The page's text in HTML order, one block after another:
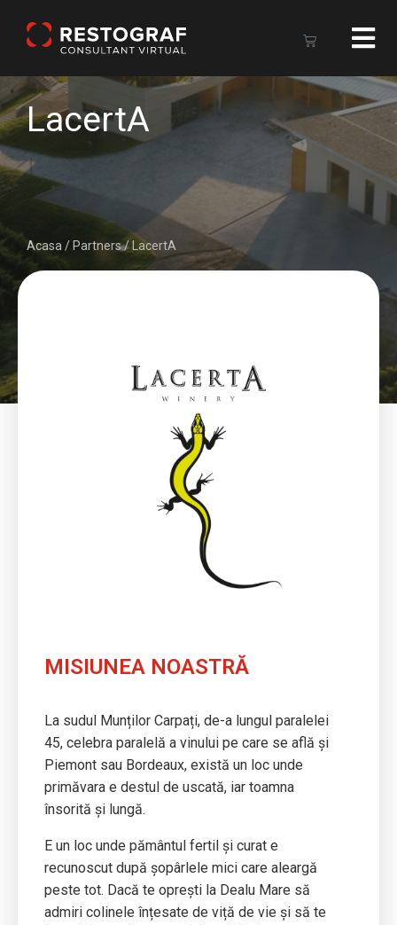
LacertA
Acasa/ Partners/ LacertA
MISIUNEA NOASTRĂ
La sudul Munților Carpați, de-a lungul paralelei
45, celebra paralelă a vinului pe care se află și
Piemont sau Bordeaux, există un loc unde
primăvara e destul de uscată, iar toamna
însorită și lungă.
E un loc unde pământul fertil și curat e
recunoscut după șopârlele mici care aleargă
peste tot. Dacă te oprești la Dealu Mare să
admiri colinele înțesate de viță de vie și să te